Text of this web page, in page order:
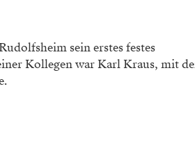
sein erstes festes
Kollegen war Karl Kraus, mit